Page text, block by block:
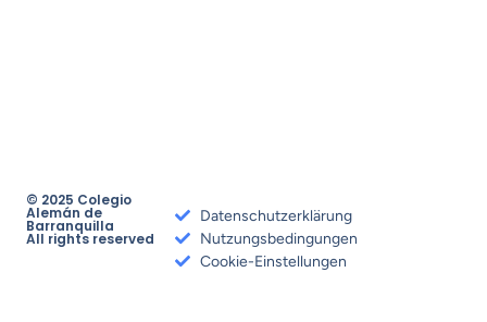
© 2025 Colegio
Alemán de
Barranquilla
All rights reserved
Datenschutzerklärung
Nutzungsbedingungen
Cookie-Einstellungen